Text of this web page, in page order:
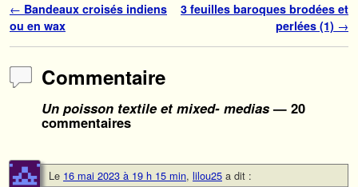
Navigation des articles
← Bandeaux croisés indiens
ou en wax
3 feuilles baroques brodées et
perlées (1) →
Commentaire
Un poisson textile et mixed- medias— 20
commentaires
Le 16 mai 2023 à 19 h 15 min, lilou25 a dit :